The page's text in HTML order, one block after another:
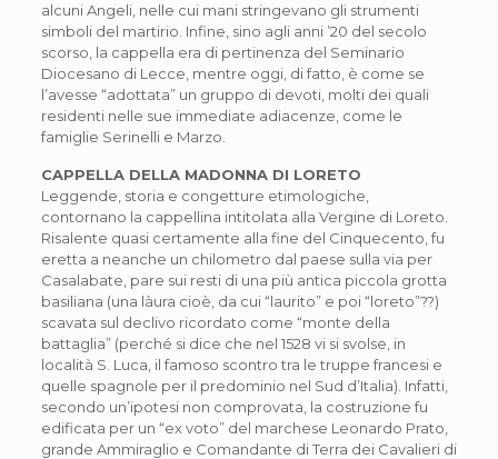
alcuni Angeli, nelle cui mani stringevano gli strumenti
simboli del martirio. Infine, sino agli anni ’20 del secolo
scorso, la cappella era di pertinenza del Seminario
Diocesano di Lecce, mentre oggi, di fatto, è come se
l’avesse “adottata” un gruppo di devoti, molti dei quali
residenti nelle sue immediate adiacenze, come le
famiglie Serinelli e Marzo.
CAPPELLA DELLA MADONNA DI LORETO
Leggende, storia e congetture etimologiche,
contornano la cappellina intitolata alla Vergine di Loreto.
Risalente quasi certamente alla fine del Cinquecento, fu
eretta a neanche un chilometro dal paese sulla via per
Casalabate, pare sui resti di una più antica piccola grotta
basiliana (una làura cioè, da cui “laurito” e poi “loreto”??)
scavata sul declivo ricordato come “monte della
battaglia” (perché si dice che nel 1528 vi si svolse, in
località S. Luca, il famoso scontro tra le truppe francesi e
quelle spagnole per il predominio nel Sud d’Italia). Infatti,
secondo un’ipotesi non comprovata, la costruzione fu
edificata per un “ex voto” del marchese Leonardo Prato,
grande Ammiraglio e Comandante di Terra dei Cavalieri di